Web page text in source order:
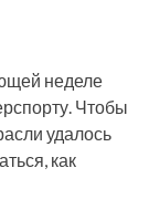
неделе
Чтобы
удалось
как